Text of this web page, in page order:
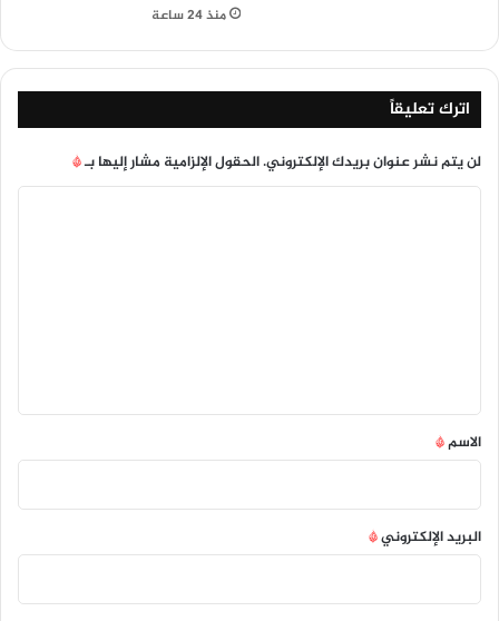
منذ 24 ساعة
اترك تعليقاً
لن يتم نشر عنوان بريدك الإلكتروني.الحقول الإلزامية مشار إليها بـ*
*
الاسم*
البريد الإلكتروني*